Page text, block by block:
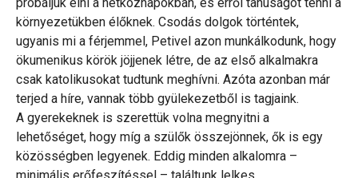
környezetükben élőknek. Csodás dolgok történtek,
ugyanis mi a férjemmel, Petivel azon munkálkodunk, hogy
ökumenikus körök jöjjenek létre, de az első alkalmakra
csak katolikusokat tudtunk meghívni. Azóta azonban már
terjed a híre, vannak több gyülekezetből is tagjaink.
A gyerekeknek is szerettük volna megnyitni a
lehetőséget, hogy míg a szülők összejönnek, ők is egy
közösségben legyenek. Eddig minden alkalomra –